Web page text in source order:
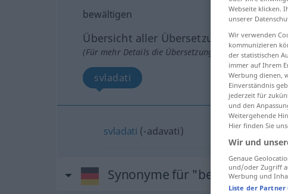
bewältigen
Übersicht aller Übersetzungen
(Für mehr Details die Übersetzung anklicken/
svladati
svladati (-adavati)
Synonyme für "bewältigen"
Webseite klicken.
unserer
Wir verwenden
kommunizieren
der statistischen
immer auf Ihrem
Werbung dienen,
Einverständnis
jederzeit für
und den
Weitergehende
Hier finden Sie
Wir und
Genaue
und/oder Zugriff
Werbung und
Liste der